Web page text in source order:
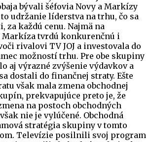
bývali šéfovia Novy a Markízy
udržanie líderstva na trhu, čo sa
za každú cenu. Najmä na
Markíza tvrdú konkurenčnú i
rivalovi TV JOJ a investovala do
možností trhu. Pre obe skupiny
aj výrazné zvýšenie výdavkov a
dostali do finančnej straty. Ešte
však mala zmena obchodnej
prekvapujúce preto je, že
na postoch obchodných
nie je vylúčené. Obchodná
stratégia skupiny v tomto
Televízie posilnili svoj program